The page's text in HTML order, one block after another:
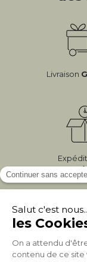
Livraison
24/
À PROPOS DE